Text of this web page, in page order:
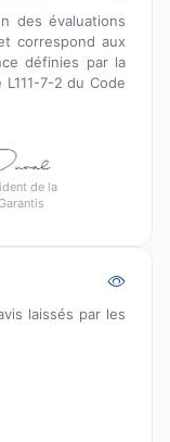
des évaluations
correspond aux
définies par la
7-2 du Code
de la
laissés par les